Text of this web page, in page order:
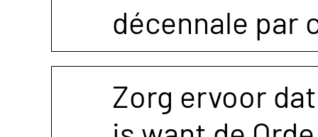
décennale par
Zorg ervoor